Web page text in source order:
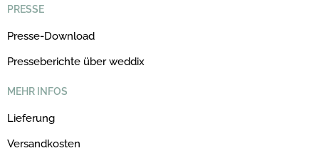
PRESSE
Presse-Download
Presseberichte über weddix
MEHR INFOS
Lieferung
Versandkosten